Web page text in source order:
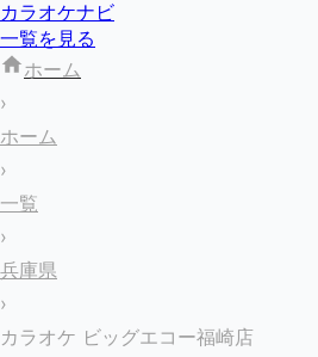
カラオケナビ
一覧を見る
ホーム
›
ホーム
›
一覧
›
兵庫県
›
カラオケ ビッグエコー福崎店